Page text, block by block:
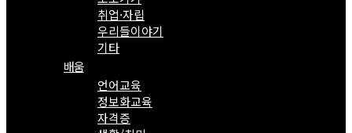
취업·자립
우리들이야기
기타
배움
언어교육
정보화교육
자격증